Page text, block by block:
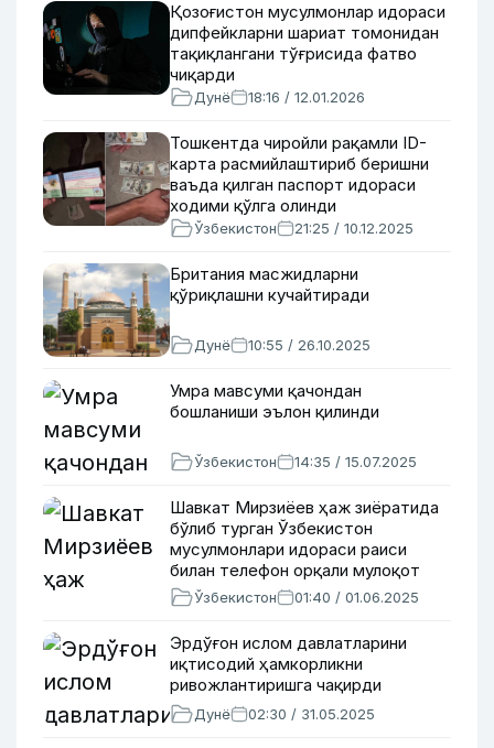
Қозоғистон мусулмонлар идораси
дипфейкларни шариат томонидан
тақиқлангани тўғрисида фатво
чиқарди
Дунё 18:16 / 12.01.2026
Тошкентда чиройли рақамли ID-
карта расмийлаштириб беришни
ваъда қилган паспорт идораси
ходими қўлга олинди
Ўзбекистон 21:25 / 10.12.2025
Британия масжидларни
қўриқлашни кучайтиради
Дунё 10:55 / 26.10.2025
Умра мавсуми қачондан
бошланиши эълон қилинди
Ўзбекистон 14:35 / 15.07.2025
Шавкат Мирзиёев ҳаж зиёратида
бўлиб турган Ўзбекистон
мусулмонлари идораси раиси
билан телефон орқали мулоқот
қилдиЎзбекистон 01:40 / 01.06.2025
Эрдўғон ислом давлатларини
иқтисодий ҳамкорликни
ривожлантиришга чақирди
Дунё 02:30 / 31.05.2025